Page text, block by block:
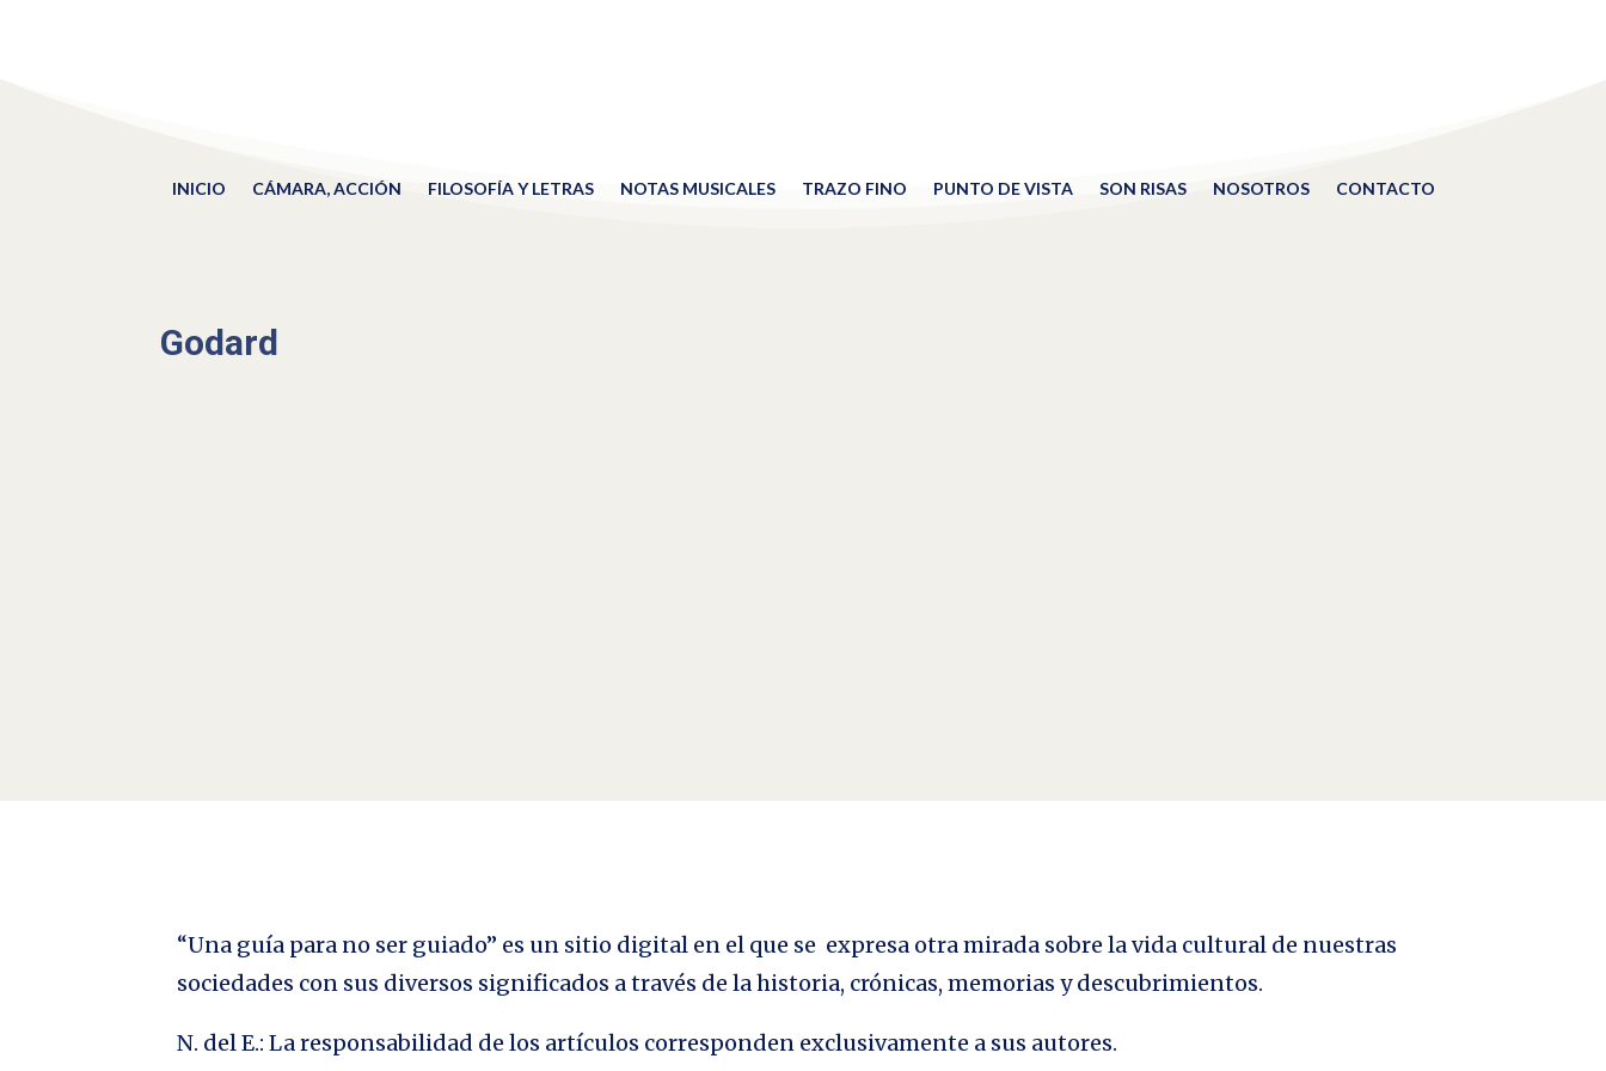
INICIO CÁMARA, ACCIÓN FILOSOFÍA Y LETRAS NOTAS MUSICALES TRAZO FINO PUNTO DE VISTA SON RISAS NOSOTROS CONTACTO
Godard
“Una guía para no ser guiado” es un sitio digital en el que se expresa otra mirada sobre la vida cultural de nuestras
sociedades con sus diversos significados a través de la historia, crónicas, memorias y descubrimientos.
N. del E.: La responsabilidad de los artículos corresponden exclusivamente a sus autores.